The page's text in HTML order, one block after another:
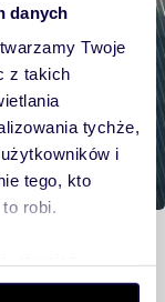
danych
Twoje
z takich
tychże,
i
tego, kto
robi.